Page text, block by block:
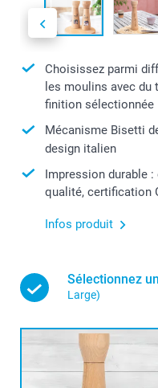
Choisissez parmi
les moulins avec
finition sélectionnée
Mécanisme Bisetti
design italien
Impression durable
qualité, certification
Infos produit
Sélectionnez
Large)